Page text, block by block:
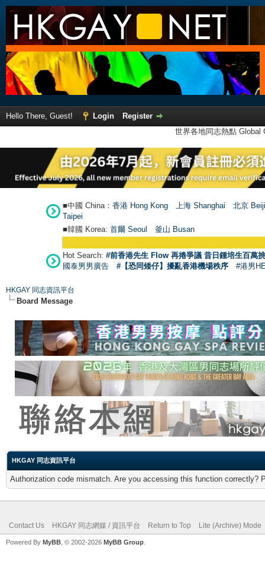
Hello There, Guest! Login
Register
世界各地同志熱點
■中國 China： 香港 Hong Kong 上海 Shanghai
北京
Taipei
■韓國 Korea: 首爾 Seoul 釜山 Busan
Hot Search: #前香港先生 Flow 再捲爭議 昔日鍾培生百萬
國泰男男廣告
#【恐同矮仔】擾亂香港機場秩序 #港男
HKGAY 同志資訊平台
Board Message
HKGAY 同志資訊平台
Authorization code mismatch. Are you accessing this function correctly?
Contact Us HKGAY 同志網媒 / 資訊平台 Return to Top Lite (Archive) Mode
Powered By MyBB , © 2002-2026 MyBB Group